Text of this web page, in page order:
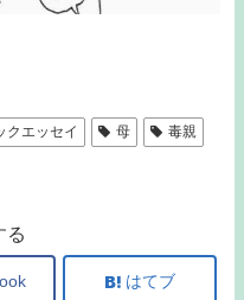
クエッセイ 母
毒親
る
はてブ